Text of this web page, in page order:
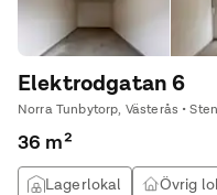
Elektrodgatan 6
Norra Tunbytorp, Västerås •
36 m²
Lagerlokal Övrig